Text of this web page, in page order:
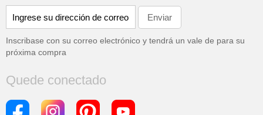
Inscribase con su correo electrónico y tendrá un vale de para su
próxima compra
Quede conectado